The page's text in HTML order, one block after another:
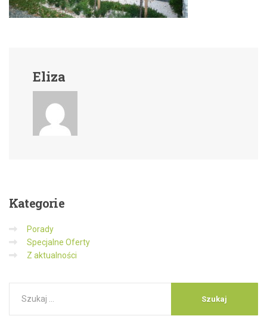
Eliza
Kategorie
Porady
Specjalne Oferty
Z aktualności